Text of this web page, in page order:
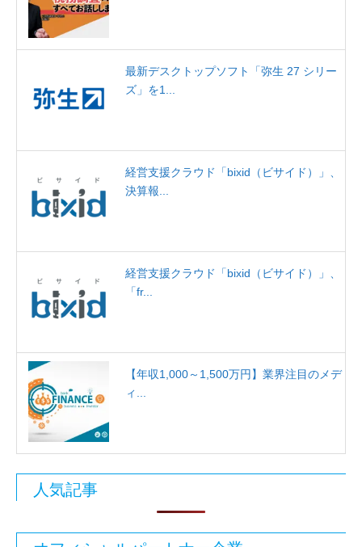
最新デスクトップソフト「弥生 27 シリー
ズ」を1...
経営支援クラウド「bixid（ビサイド）」、
決算報...
経営支援クラウド「bixid（ビサイド）」、
「fr...
【年収1,000～1,500万円】業界注目のメデ
ィ...
人気記事